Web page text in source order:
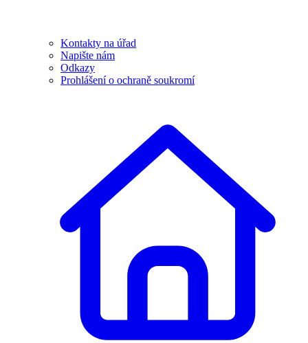
Kontakty na úřad
Napište nám
Odkazy
Prohlášení o ochraně soukromí